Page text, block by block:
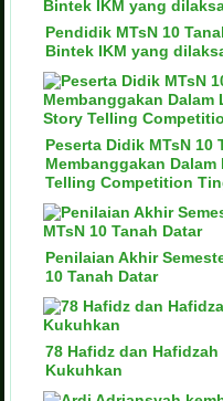
Pendidik MTsN 10
Bintek IKM yang
Peserta Didik MTsN 10
Membanggakan
Telling Competition
Penilaian Akhir
10 Tanah Datar
78 Hafidz dan Hafidzah
Kukuhkan